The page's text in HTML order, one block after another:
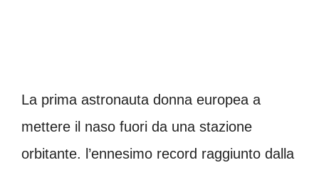
La prima astronauta donna europea a
mettere il naso fuori da una stazione
orbitante. l’ennesimo record raggiunto dalla